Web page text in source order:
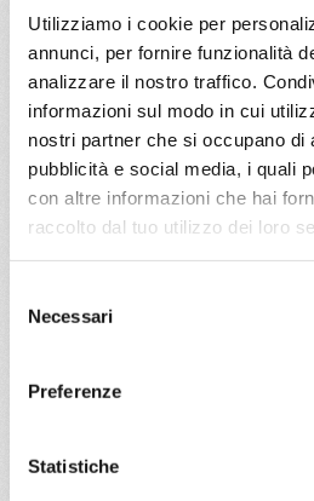
Utilizziamo i cookie per
annunci, per fornire funzionalità
analizzare il nostro traffico.
informazioni sul modo in cui
nostri partner che si occupano di
pubblicità e social media, i quali
con altre informazioni che hai
raccolto dal tuo utilizzo dei loro
delNecessari
Preferenze
Statistiche
a partire
€
da
Amburgo, Lerwick, Reykjavik,